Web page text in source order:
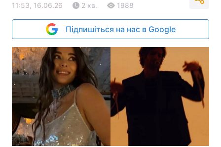
11:53, 16.06.26 2 хв. 1988
Підпишіться на нас в Google